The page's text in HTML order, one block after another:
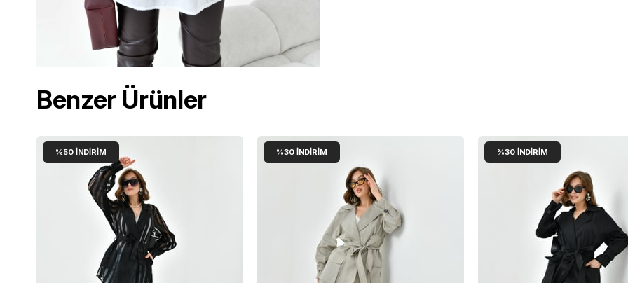
Benzer Ürünler
%50 İNDIRIM %30 İNDIRIM %30 İNDIRIM